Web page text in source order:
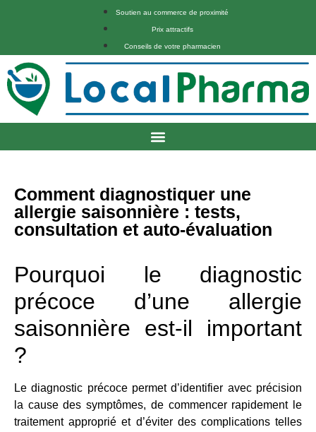
Soutien au commerce de proximité
Prix attractifs
Conseils de votre pharmacien
Comment diagnostiquer une
allergie saisonnière : tests,
consultation et auto-évaluation
Pourquoi le diagnostic
précoce d’une allergie
saisonnière est-il important
?
Le diagnostic précoce permet d’identifier avec précision
la cause des symptômes, de commencer rapidement le
traitement approprié et d’éviter des complications telles